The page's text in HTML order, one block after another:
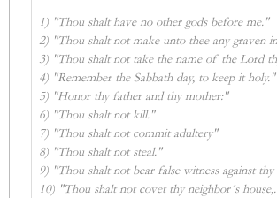
1) "Thou shalt have no other gods before me."
2) "Thou shalt not make unto thee any graven
3) "Thou shalt not take the name of the Lord
4) "Remember the Sabbath day, to keep it holy."
5) "Honor thy father and thy mother:"
6) "Thou shalt not kill."
7) "Thou shalt not commit adultery"
8) "Thou shalt not steal."
9) "Thou shalt not bear false witness against
10) "Thou shalt not covet thy neighbor´s